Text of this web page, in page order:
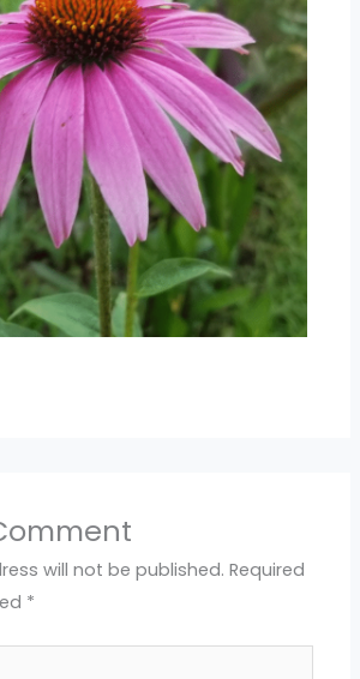
will not be published. Required
*